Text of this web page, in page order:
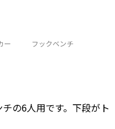
ー フックベンチ
の6人用です。下段がト